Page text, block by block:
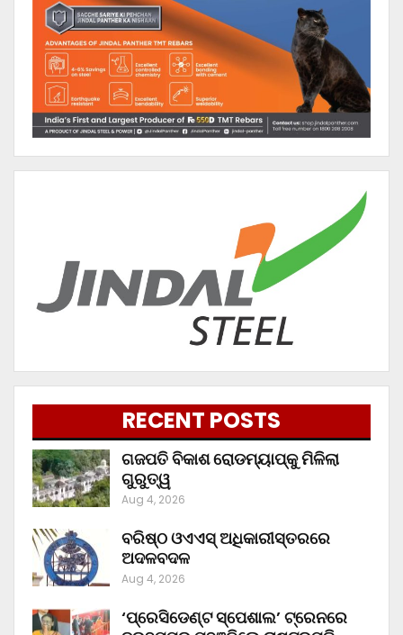
RECENT POSTS
ଗଜପତି ବିକାଶ ରୋଡମ୍ୟାପ୍‌କୁ ମିଳିଲା
ଗୁରୁତ୍ୱ
Aug 4, 2026
ବରିଷ୍ଠ ଓଏଏସ୍‌ ଅଧିକାରୀସ୍ତରରେ
ଅଦଳବଦଳ
Aug 4, 2026
‘ପ୍ରେସିଡେଣ୍ଟ ସ୍ପେଶାଲ’ ଟ୍ରେନରେ